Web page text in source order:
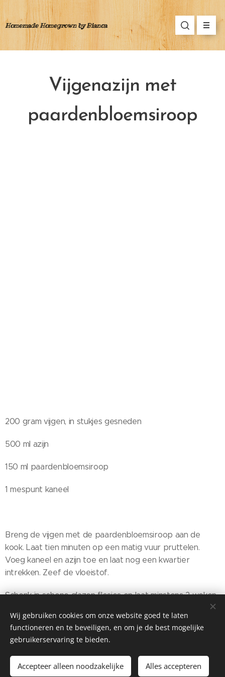
Homemade Homegrown by Bianca
Vijgenazijn met
paardenbloemsiroop
200 gram vijgen, in stukjes gesneden
500 ml azijn
150 ml paardenbloemsiroop
1 mespunt kaneel
Breng de vijgen met de paardenbloemsiroop aan de
kook. Laat tien minuten op een matig vuur pruttelen.
Voeg kaneel en azijn toe en laat nog een kwartier
intrekken. Zeef de vloeistof.
Schenk in schone glazen flesjes en laat minstens 2 weken
Homemade Homegrown by Bianca ©2026
Cookies
Wij gebruiken cookies om onze website goed te laten
functioneren en te beveiligen, en om je de best mogelijke
gebruikerservaring te bieden.
Accepteer alleen noodzakelijke Alles accepteren